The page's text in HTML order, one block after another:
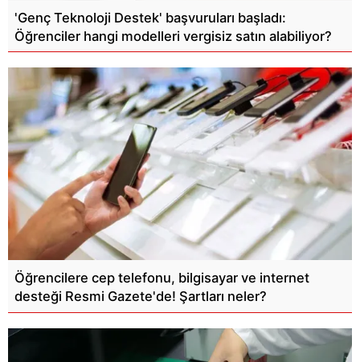
'Genç Teknoloji Destek' başvuruları başladı:
Öğrenciler hangi modelleri vergisiz satın alabiliyor?
Öğrencilere cep telefonu, bilgisayar ve internet
desteği Resmi Gazete'de! Şartları neler?